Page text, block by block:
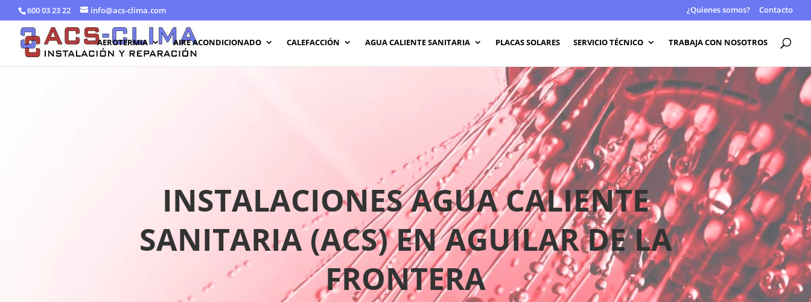
600 03 23 22 info@acs-clima.com ¿Quienes somos? Contacto
AEROTERMIA AIRE ACONDICIONADO CALEFACCIÓN AGUA CALIENTE SANITARIA PLACAS SOLARES SERVICIO TÉCNICO TRABAJA CON NOSOTROS
INSTALACIONES AGUA CALIENTE
SANITARIA (ACS) EN AGUILAR DE LA
FRONTERA